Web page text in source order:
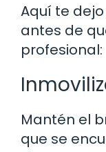
Aquí te
antes de
profesional:
Mantén el
que se